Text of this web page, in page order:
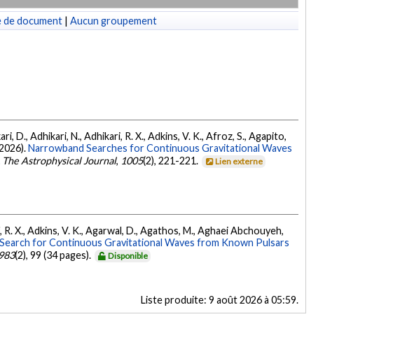
de document | Aucun groupement
D., Adhikari, N., Adhikari, R. X., Adkins, V. K., Afroz, S., Agapito,
Narrowband Searches for Continuous Gravitational Waves
The Astrophysical Journal, 1005(2), 221-221. Lien externe
X., Adkins, V. K., Agarwal, D., Agathos, M., Aghaei Abchouyeh,
Search for Continuous Gravitational Waves from Known Pulsars
983(2), 99 (34 pages). Disponible
Liste produite: 9 août 2026 à 05:59.